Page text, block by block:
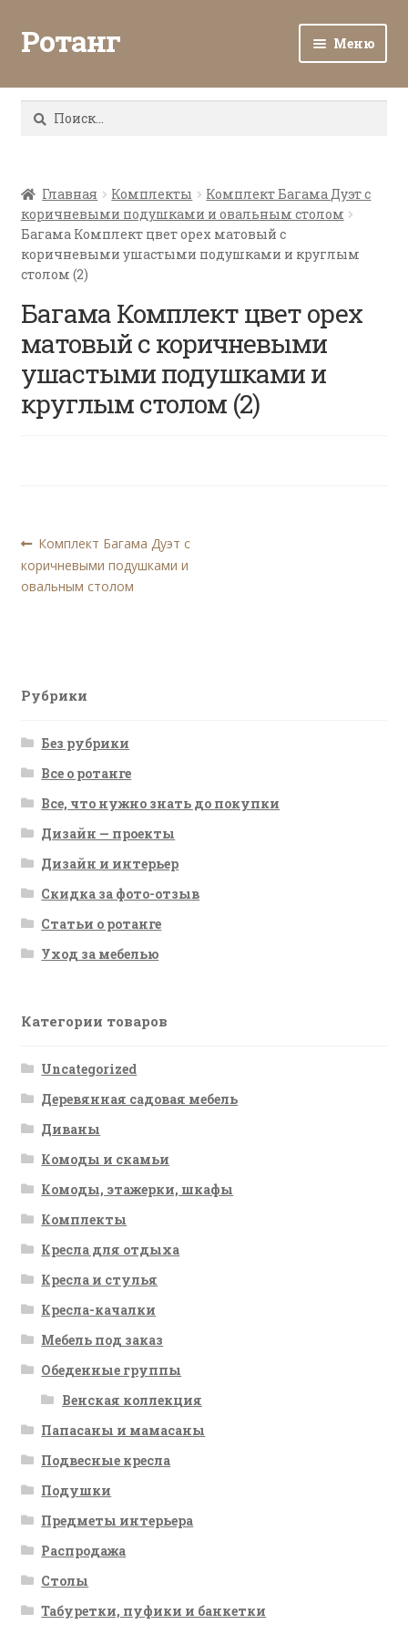
Ротанг Меню
Каталог
Все о ротанге
Ротанг оптом
Контакты
Найти:
Главная Комплекты
Комплект Багама Дуэт с
коричневыми подушками и овальным столом
Багама Комплект цвет орех матовый с
коричневыми ушастыми подушками и круглым
столом (2)
Багама Комплект цвет орех
матовый с коричневыми
ушастыми подушками и
круглым столом (2)
Навигация
по
Предыдущая
запись:
Комплект Багама Дуэт с
коричневыми подушками и
овальным столом
Рубрики
Без рубрики
Все о ротанге
Все, что нужно знать до покупки
Дизайн — проекты
Дизайн и интерьер
Скидка за фото-отзыв
Статьи о ротанге
Уход за мебелью
Категории товаров
Uncategorized
Деревянная садовая мебель
Диваны
Комоды и скамьи
Комоды, этажерки, шкафы
Комплекты
Кресла для отдыха
Кресла и стулья
Кресла-качалки
Мебель под заказ
Обеденные группы
Венская коллекция
Папасаны и мамасаны
Подвесные кресла
Подушки
Предметы интерьера
Распродажа
Столы
Табуретки, пуфики и банкетки